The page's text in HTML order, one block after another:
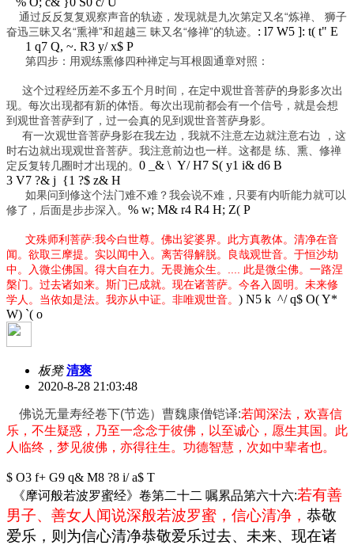
通过反反复复观察声音的轨迹，发现就是九次第定又名“炼禅、 狮子
奋迅三昧又名“熏禅”和超越三 昧又名“修禅”的轨迹。 : l7 W5 ]: t( t" E
1 q7 Q, ~. R3 y/ x$ P
第四步：用观练熏修四种禅定与耳根圆通章对照：
这个过程经历差不多五个月时间，在定中观世音菩萨的身影多次出
现。每次出现都有新的体悟。每次出现前都会有一个信号，就是会想
到观世音菩萨到了，过一会真的见到观世音菩萨身影。
有一次观世音菩萨身影在我左边，我就不注意左边就注意右边 ，这
时右边就出现观世音菩萨。我注意前边也一样。这都是 练、熏、修禅
定反复转几圈时才出现的。 0 _& \ Y/ H7 S( y1 i& d6 B
3 V7 ?& j {1 ?$ z& H
如果问到修这个法门难不难？我会说不难，只要有内听能力就可以
修了，后面是步步深入。 % w; M& r4 R4 H; Z( P
文殊师利菩萨:我今白世尊。佛出娑婆界。此方真教体。清净在音
闻。欲取三摩提。实以闻中入。离苦得解脱。良哉观世音。于恒沙劫
中。入微尘佛国。得大自在力。无畏施众生。.... 此是微尘佛。一路涅
槃门。过去诸如来。斯门已成就。现在诸菩萨。今各入圆明。未来修
学人。当依如是法。我亦从中证。非唯观世音。 ) N5 k ^/ q$ O( Y*
W) `( o
板凳 清爽
2020-8-28 21:03:48
佛说无量寿经卷下(节选）曹魏康僧铠译:若闻深法，欢喜信
乐，不生疑惑，乃至一念念于彼佛，以至诚心，愿生其国。此
人临终，梦见彼佛，亦得往生。功德智慧，次如中辈者也。
$ O3 f+ G9 q& M8 ?8 i/ a$ T
《摩诃般若波罗蜜经》卷第二十二 嘱累品第六十六:若有善
男子、善女人闻说深般若波罗蜜，信心清净， 恭敬
爱乐，则为信心清净恭敬爱乐过去、未来、现在诸